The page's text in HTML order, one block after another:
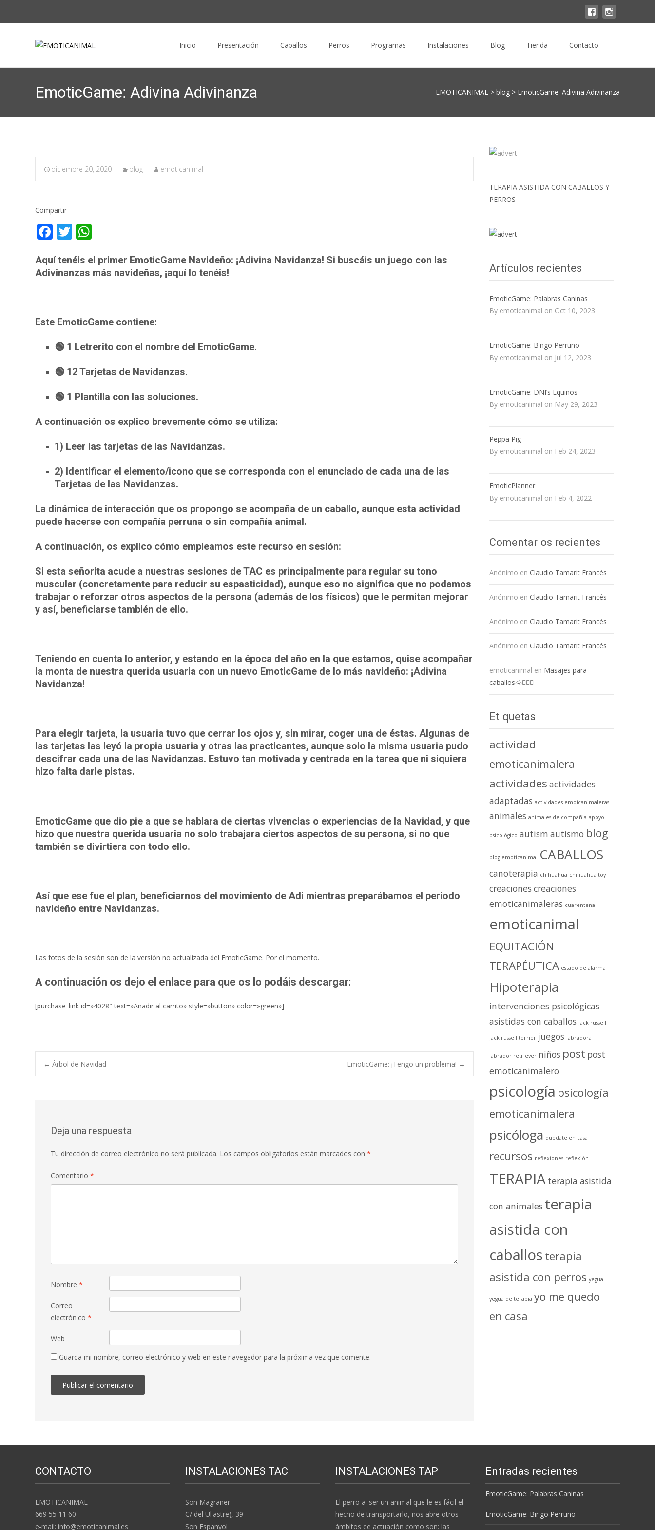
Inicio
Presentación Caballos Perros Programas Instalaciones Blog Tienda Contacto
EmoticGame: Adivina Adivinanza EMOTICANIMAL > blog > EmoticGame: Adivina Adivinanza
diciembre 20, 2020 blog emoticanimal
Compartir
F
e
b
k
T
itt
er
at
s
p
Aquí tenéis el primer EmoticGame Navideño: ¡Adivina Navidanza! Si buscáis un juego con las
Adivinanzas más navideñas, ¡aquí lo tenéis!
Este EmoticGame contiene:
🟢 1 Letrerito con el nombre del EmoticGame.
🟢 12 Tarjetas de Navidanzas.
🟢 1 Plantilla con las soluciones.
A continuación os explico brevemente cómo se utiliza:
1) Leer las tarjetas de las Navidanzas.
2) Identificar el elemento/icono que se corresponda con el enunciado de cada una de las
Tarjetas de las Navidanzas.
La dinámica de interacción que os propongo se acompaña de un caballo, aunque esta actividad
puede hacerse con compañía perruna o sin compañía animal.
A continuación, os explico cómo empleamos este recurso en sesión:
Si esta señorita acude a nuestras sesiones de TAC es principalmente para regular su tono
muscular (concretamente para reducir su espasticidad), aunque eso no significa que no podamos
trabajar o reforzar otros aspectos de la persona (además de los físicos) que le permitan mejorar
y así, beneficiarse también de ello.
Teniendo en cuenta lo anterior, y estando en la época del año en la que estamos, quise acompañar
la monta de nuestra querida usuaria con un nuevo EmoticGame de lo más navideño: ¡Adivina
Navidanza!
Para elegir tarjeta, la usuaria tuvo que cerrar los ojos y, sin mirar, coger una de éstas. Algunas de
las tarjetas las leyó la propia usuaria y otras las practicantes, aunque solo la misma usuaria pudo
descifrar cada una de las Navidanzas. Estuvo tan motivada y centrada en la tarea que ni siquiera
hizo falta darle pistas.
EmoticGame que dio pie a que se hablara de ciertas vivencias o experiencias de la Navidad, y que
hizo que nuestra querida usuaria no solo trabajara ciertos aspectos de su persona, si no que
también se divirtiera con todo ello.
Así que ese fue el plan, beneficiarnos del movimiento de Adi mientras preparábamos el periodo
navideño entre Navidanzas.
Las fotos de la sesión son de la versión no actualizada del EmoticGame. Por el momento.
A continuación os dejo el enlace para que os lo podáis descargar:
[purchase_link id=»4028″ text=»Añadir al carrito» style=»button» color=»green»]
← Árbol de Navidad EmoticGame: ¡Tengo un problema! →
Deja una respuesta
Tu dirección de correo electrónico no será publicada. Los campos obligatorios están marcados con *
Comentario *
Nombre *
Correo
electrónico *
Web
Guarda mi nombre, correo electrónico y web en este navegador para la próxima vez que comente.
TERAPIA ASISTIDA CON CABALLOS Y
PERROS
Artículos recientes
EmoticGame: Palabras Caninas
By emoticanimal on Oct 10, 2023
EmoticGame: Bingo Perruno
By emoticanimal on Jul 12, 2023
EmoticGame: DNI’s Equinos
By emoticanimal on May 29, 2023
Peppa Pig
By emoticanimal on Feb 24, 2023
EmoticPlanner
By emoticanimal on Feb 4, 2022
Comentarios recientes
Anónimo en Claudio Tamarit Francés
Anónimo en Claudio Tamarit Francés
Anónimo en Claudio Tamarit Francés
Anónimo en Claudio Tamarit Francés
emoticanimal en Masajes para
caballos🐴💆🏻‍♀️
Etiquetas
actividad
emoticanimalera
actividades actividades
adaptadas actividades emoicanimaleras
animales animales de compañia apoyo
psicológico autism autismo blog
blog emoticanimal CABALLOS
canoterapia chihuahua chihuahua toy
creaciones creaciones
emoticanimaleras cuarentena
emoticanimal
EQUITACIÓN
TERAPÉUTICA estado de alarma
Hipoterapia
intervenciones psicológicas
asistidas con caballos jack russell
jack russell terrier juegos labradora
labrador retriever niños post post
emoticanimalero
psicología psicología
emoticanimalera
psicóloga quédate en casa
recursos reflexiones reflexión
TERAPIA terapia asistida
con animales terapia
asistida con
caballosterapia
asistida con perros yegua
yegua de terapia yo me quedo
en casa
CONTACTO
EMOTICANIMAL
669 55 11 60
e-mail: info@emoticanimal.es
INSTALACIONES TAC
Son Magraner
C/ del Ullastre), 39
Son Espanyol
INSTALACIONES TAP
El perro al ser un animal que le es fácil el
hecho de transportarlo, nos abre otros
ámbitos de actuación como son: las
Entradas recientes
EmoticGame: Palabras Caninas
EmoticGame: Bingo Perruno